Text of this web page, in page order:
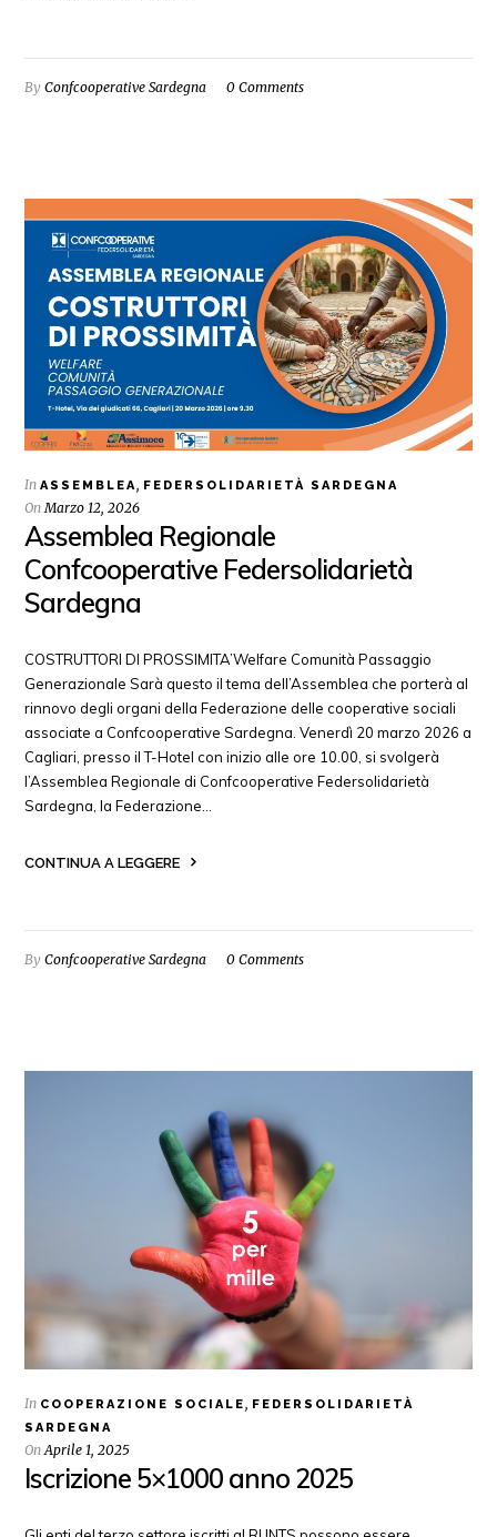
ByConfcooperative Sardegna 0 Comments
InASSEMBLEA, FEDERSOLIDARIETÀ SARDEGNA
OnMarzo 12, 2026
Assemblea Regionale
Confcooperative Federsolidarietà
Sardegna
COSTRUTTORI DI PROSSIMITA’Welfare Comunità Passaggio
Generazionale Sarà questo il tema dell’Assemblea che porterà al
rinnovo degli organi della Federazione delle cooperative sociali
associate a Confcooperative Sardegna. Venerdì 20 marzo 2026 a
Cagliari, presso il T-Hotel con inizio alle ore 10.00, si svolgerà
l’Assemblea Regionale di Confcooperative Federsolidarietà
Sardegna, la Federazione…
CONTINUA A LEGGERE
ByConfcooperative Sardegna 0 Comments
In COOPERAZIONE SOCIALE , FEDERSOLIDARIETÀ
SARDEGNA
OnAprile 1, 2025
Iscrizione 5×1000 anno 2025